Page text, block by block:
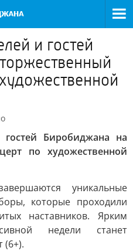
и гостей
Биробиджана на
по художественной
уникальные
которые проходили
наставников. Ярким
недели станет
(6+).